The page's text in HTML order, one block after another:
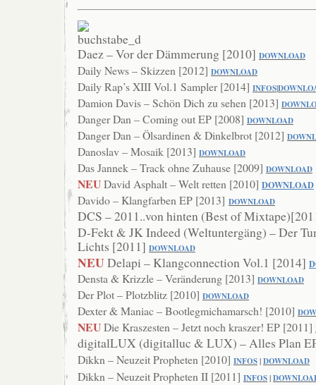
Daez – Vor der Dämmerung [2010] DOWNLOAD
Daily News – Skizzen [2012] DOWNLOAD
Daily Rap’s XIII Vol.1 Sampler [2014] INFOS|
Damion Davis – Schön Dich zu sehen [2013]
Danger Dan – Coming out EP [2008] DOWNLOAD
Danger Dan – Ölsardinen & Dinkelbrot [2012]
Danoslav – Mosaik [2013] DOWNLOAD
Das Jannek – Track ohne Zuhause [2009] DOWNLOAD
NEUDavid Asphalt – Welt retten [2010] DOWNLOAD
Davido – Klangfarben EP [2013] DOWNLOAD
DCS – 2011..von hinten (Best of
D-Fekt & JK Indeed (Weltuntergäng) – Der
Lichts [2011] DOWNLOAD
NEUDelapi – Klangconnection Vol.1 [2014]
Densta & Krizzle – Veränderung [2013] DOWNLOAD
Der Plot – Plotzblitz [2010] DOWNLOAD
Dexter & Maniac – Bootlegmichamarsch! [2010] DO
NEUDie Kraszesten – Jetzt noch kraszer! EP [2011]
digitalLUX (digitalluc & LUX) – Alles Plan
Dikkn – Neuzeit Propheten [2010] INFOS|DOWNLOAD
Dikkn – Neuzeit Propheten II [2011] INFOS|